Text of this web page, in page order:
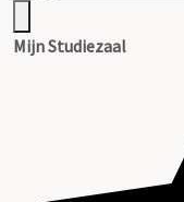
Mijn Studiezaal